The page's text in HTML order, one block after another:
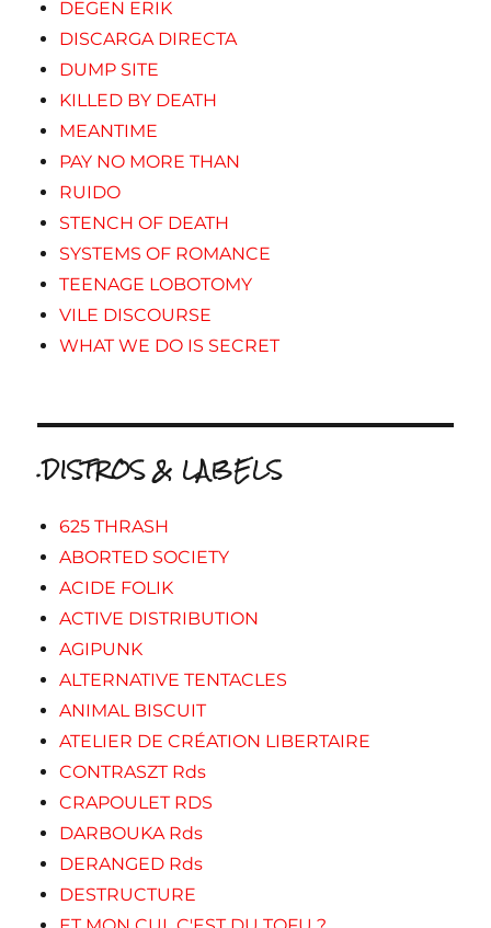
DEGEN ERIK
DISCARGA DIRECTA
DUMP SITE
KILLED BY DEATH
MEANTIME
PAY NO MORE THAN
RUIDO
STENCH OF DEATH
SYSTEMS OF ROMANCE
TEENAGE LOBOTOMY
VILE DISCOURSE
WHAT WE DO IS SECRET
.DISTROS & LABELS
625 THRASH
ABORTED SOCIETY
ACIDE FOLIK
ACTIVE DISTRIBUTION
AGIPUNK
ALTERNATIVE TENTACLES
ANIMAL BISCUIT
ATELIER DE CRÉATION LIBERTAIRE
CONTRASZT Rds
CRAPOULET RDS
DARBOUKA Rds
DERANGED Rds
DESTRUCTURE